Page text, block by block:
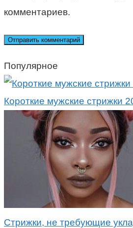
комментариев.
Популярное
Короткие мужские стрижки
Стрижки, не требующие